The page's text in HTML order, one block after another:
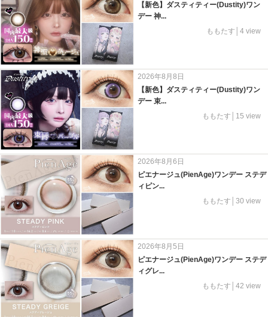
【新色】ダスティティー(Dustity)ワン
デー 神...
ももたす│4 view
2026年8月8日
【新色】ダスティティー(Dustity)ワン
デー 束...
ももたす│15 view
2026年8月6日
ピエナージュ(PienAge)ワンデー ステデ
ィピン...
ももたす│30 view
2026年8月5日
ピエナージュ(PienAge)ワンデー ステデ
ィグレ...
ももたす│42 view